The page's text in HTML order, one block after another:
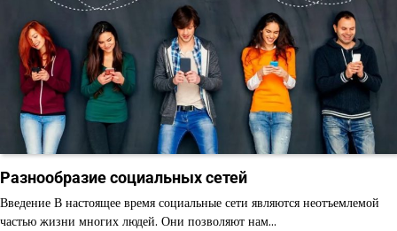
Разнообразие социальных сетей
Введение В настоящее время социальные сети являются неотъемлемой
частью жизни многих людей. Они позволяют нам…